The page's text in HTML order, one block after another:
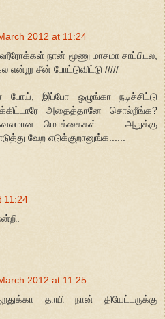
2012 at 11:24
நான் மூணு மாசமா சாப்பிடல,
என்று சீன் போட்டுவிட்டு /////
இப்போ ஒழுங்கா நடிச்சிட்டு
அதைத்தானே சொல்றீங்க?
மொக்கைகள்....... அதுக்கு
வேற எடுக்குறானுங்க......
11:24
2012 at 11:25
தாயி நான் தியேட்டருக்கு